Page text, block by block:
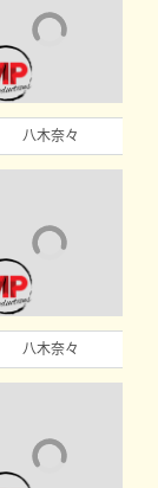
八木奈々
八木奈々